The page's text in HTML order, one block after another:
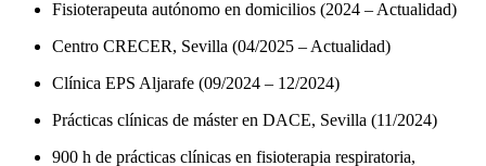
Fisioterapeuta autónomo en domicilios (2024 – Actualidad)
Centro CRECER, Sevilla (04/2025 – Actualidad)
Clínica EPS Aljarafe (09/2024 – 12/2024)
Prácticas clínicas de máster en DACE, Sevilla (11/2024)
900 h de prácticas clínicas en fisioterapia respiratoria,